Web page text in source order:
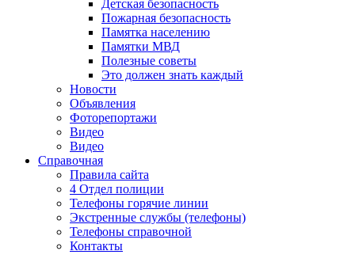
Детская безопасность
Пожарная безопасность
Памятка населению
Памятки МВД
Полезные советы
Это должен знать каждый
Новости
Объявления
Фоторепортажи
Видео
Видео
Справочная
Правила сайта
4 Отдел полиции
Телефоны горячие линии
Экстренные службы (телефоны)
Телефоны справочной
Контакты